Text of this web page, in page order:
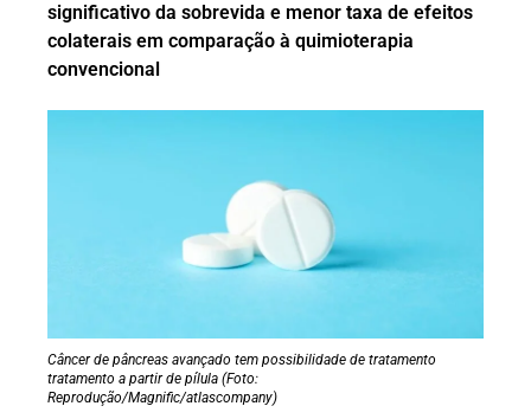
significativo da sobrevida e menor taxa de efeitos
colaterais em comparação à quimioterapia
convencional
Câncer de pâncreas avançado tem possibilidade de tratamento
tratamento a partir de pílula (Foto:
Reprodução/Magnific/atlascompany)